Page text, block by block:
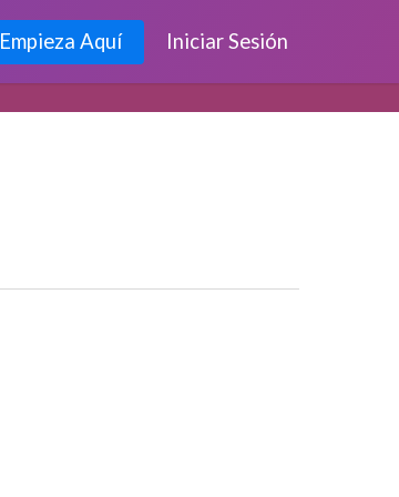
Empieza Aquí Iniciar Sesión